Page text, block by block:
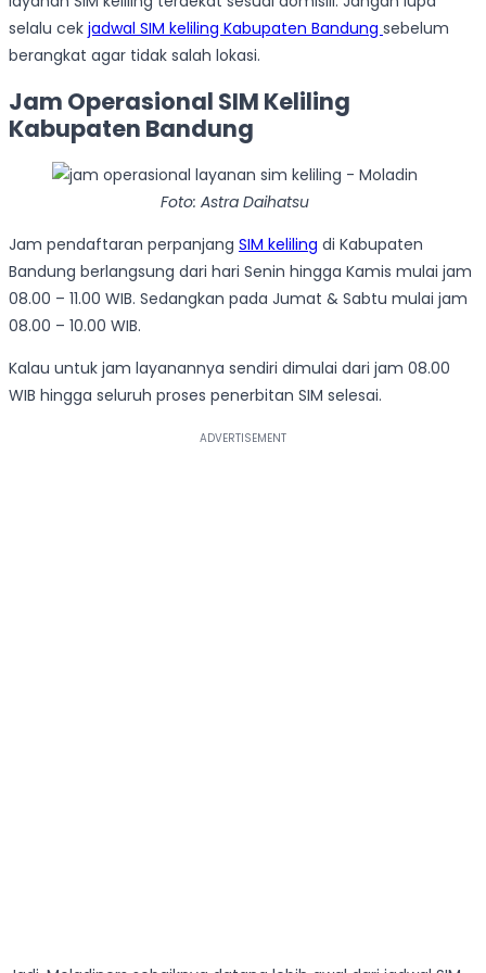
selalu cek jadwal SIM keliling Kabupaten Bandung sebelum
berangkat agar tidak salah lokasi.
Jam Operasional SIM Keliling
Kabupaten Bandung
Foto: Astra Daihatsu
Jam pendaftaran perpanjang SIM keliling di Kabupaten
Bandung berlangsung dari hari Senin hingga Kamis mulai jam
08.00 – 11.00 WIB. Sedangkan pada Jumat & Sabtu mulai jam
08.00 – 10.00 WIB.
Kalau untuk jam layanannya sendiri dimulai dari jam 08.00
WIB hingga seluruh proses penerbitan SIM selesai.